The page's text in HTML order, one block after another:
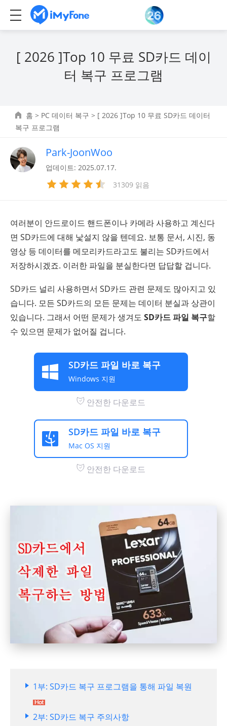
[ 2026 ]Top 10 무료 SD카드 데이
터 복구 프로그램
홈 > PC 데이터 복구 > [ 2026 ]Top 10 무료 SD카드 데이터
복구 프로그램
Park-JoonWoo
업데이트: 2025.07.17.
31309 읽음
여러분이 안드로이드 핸드폰이나 카메라 사용하고 계신다
면 SD카드에 대해 낯설지 않을 텐데요. 보통 문서, 시진, 동
영상 등 데이터를 메모리카드라고도 불리는 SD카드에서
저장하시겠죠. 이러한 파일을 분실한다면 답답할 겁니다.
SD카드 널리 사용하면서 SD카드 관련 문제도 많아지고 있
습니다. 모든 SD카드의 모든 문제는 데이터 분실과 상관이
있습니다. 그래서 어떤 문제가 생겨도 SD카드 파일 복구할
수 있으면 문제가 없어질 겁니다.
SD카드 파일 바로 복구
Windows 지원
안전한 다운로드
SD카드 파일 바로 복구
Mac OS 지원
안전한 다운로드
1부: SD카드 복구 프로그램을 통해 파일 복원
2부: SD카드 복구 주의사항